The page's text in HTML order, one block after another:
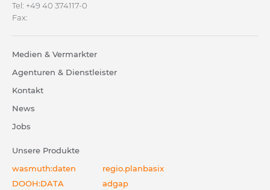
Tel: +49 40 374117-0
Fax:
Medien & Vermarkter
Agenturen & Dienstleister
Kontakt
News
Jobs
Unsere Produkte
wasmuth:daten
DOOH:DATA
regio.planbasix
adgap